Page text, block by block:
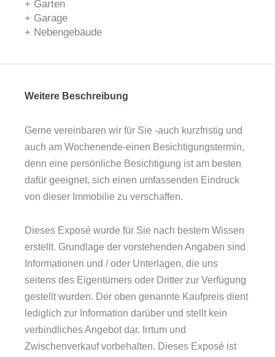
+ Garten
+ Garage
+ Nebengebäude
Weitere Beschreibung
Gerne vereinbaren wir für Sie -auch kurzfristig und
auch am Wochenende-einen Besichtigungstermin,
denn eine persönliche Besichtigung ist am besten
dafür geeignet, sich einen umfassenden Eindruck
von dieser Immobilie zu verschaffen.
Dieses Exposé wurde für Sie nach bestem Wissen
erstellt. Grundlage der vorstehenden Angaben sind
Informationen und / oder Unterlagen, die uns
seitens des Eigentümers oder Dritter zur Verfügung
gestellt wurden. Der oben genannte Kaufpreis dient
lediglich zur Information darüber und stellt kein
verbindliches Angebot dar. Irrtum und
Zwischenverkauf vorbehalten. Dieses Exposé ist